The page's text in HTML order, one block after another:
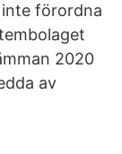
förordna
2020
av